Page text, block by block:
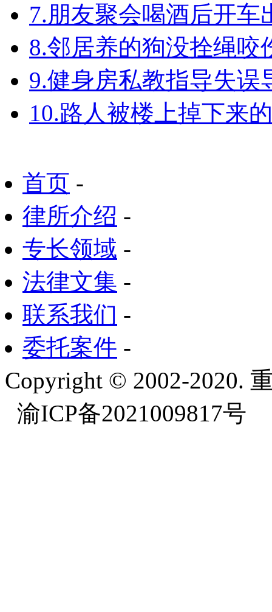
7.朋友聚会喝酒后开
8.邻居养的狗没拴绳
9.健身房私教指导失
10.路人被楼上掉下来
首页 -
律所介绍 -
专长领域 -
法律文集 -
联系我们 -
委托案件 -
Copyright © 2002-2020.
渝ICP备2021009817号